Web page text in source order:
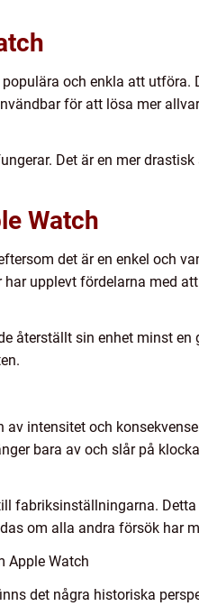
och enkla att utföra.
för att lösa mer
Det är en mer
Watch
det är en enkel och
upplevt fördelarna med
återställt sin enhet minst
intensitet och
bara av och slår på
fabriksinställningarna.
om alla andra försök har
Apple Watch
det några historiska